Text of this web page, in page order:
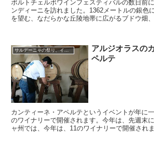
ポルトチェルボワインフェスティバルの数日前
ンディーニを訪れました。1362メートルの銀色
を望む、なだらかな丘陵地帯に広がるブドウ畑
サルデーニャの祭り、イベント
アルジオラスの
ペルテ
カンティーネ・アペルテというイベントが年に
のワイナリーで開催されます。今年は、先週末
ャ州では、今年は、11のワイナリーで開催され